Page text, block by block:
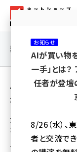
ン
yahoo
楽天 (1877)
連載・特集 |
用語「セガ」
全 3 記事中 1 ～
コロナ禍でシニア世
た」が2割、スーパー
セガが実施した緊急事
お知らせ
AIが買い物
一手」とは
任者が登壇
8/26（水）、
者と交流で